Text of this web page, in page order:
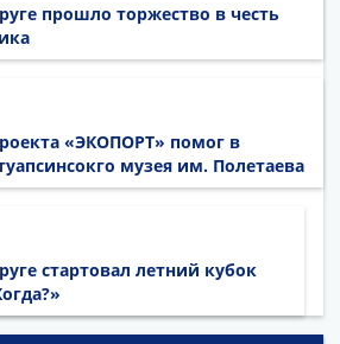
прошло торжество в честь
«ЭКОПОРТ» помог в
музея им. Полетаева
стартовал летний кубок